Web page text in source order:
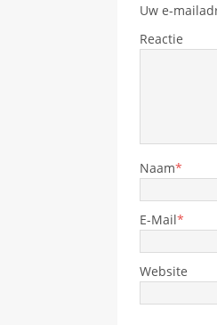
Uw e-
Reactie
Naam*
E-Mail*
Website